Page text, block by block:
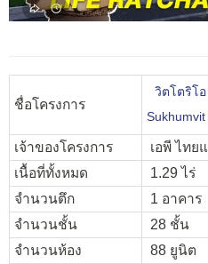
ชื่อโครงการ
วิตโตริโ
Sukhumvit
เจ้าของโครงการ
เอพี ไทย
เนื้อที่ทั้งหมด
1.29 ไร่
จำนวนตึก
1 อาคาร
จำนวนชั้น
28 ชั้น
จำนวนห้อง
88 ยูนิต